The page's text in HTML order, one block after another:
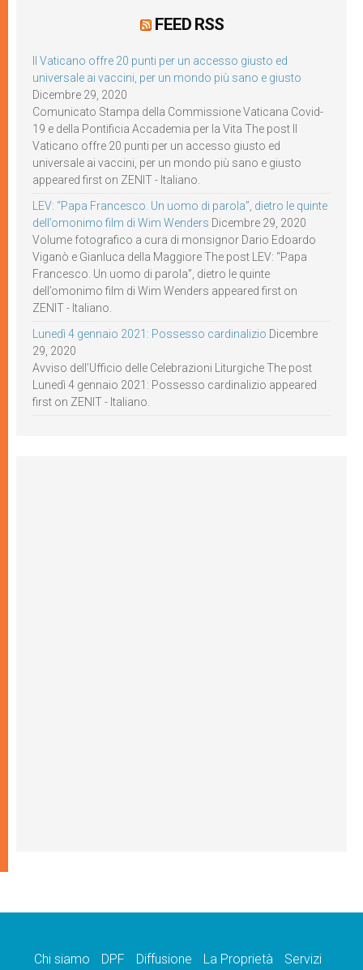
FEED RSS
Il Vaticano offre 20 punti per un accesso giusto ed
universale ai vaccini, per un mondo più sano e giusto
Dicembre 29, 2020
Comunicato Stampa della Commissione Vaticana Covid-
19 e della Pontificia Accademia per la Vita The post Il
Vaticano offre 20 punti per un accesso giusto ed
universale ai vaccini, per un mondo più sano e giusto
appeared first on ZENIT - Italiano.
LEV: “Papa Francesco. Un uomo di parola”, dietro le quinte
dell’omonimo film di Wim Wenders Dicembre 29, 2020
Volume fotografico a cura di monsignor Dario Edoardo
Viganò e Gianluca della Maggiore The post LEV: “Papa
Francesco. Un uomo di parola”, dietro le quinte
dell’omonimo film di Wim Wenders appeared first on
ZENIT - Italiano.
Lunedì 4 gennaio 2021: Possesso cardinalizio Dicembre
29, 2020
Avviso dell’Ufficio delle Celebrazioni Liturgiche The post
Lunedì 4 gennaio 2021: Possesso cardinalizio appeared
first on ZENIT - Italiano.
Chi siamo DPF Diffusione La Proprietà Servizi